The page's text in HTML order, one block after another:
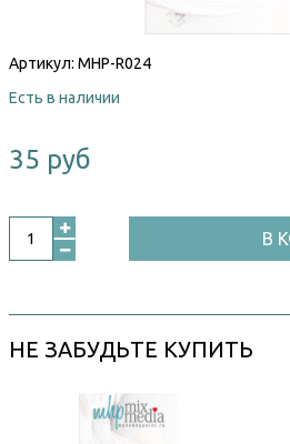
Артикул: MHP-R024
Есть в наличии
35 руб
В
НЕ ЗАБУДЬТЕ КУПИТЬ